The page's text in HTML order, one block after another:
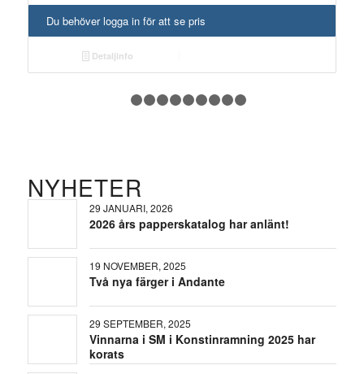
Du behöver logga in för att se pris
Detaljinfo
1 2 3 4
NYHETER
29 JANUARI, 2026
2026 års papperskatalog har anlänt!
19 NOVEMBER, 2025
Två nya färger i Andante
29 SEPTEMBER, 2025
Vinnarna i SM i Konstinramning 2025 har
korats